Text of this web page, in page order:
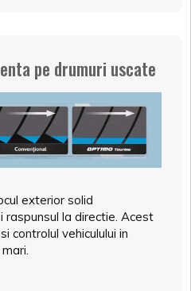
pe drumuri uscate
exterior solid
la directie. Acest
controlul vehiculului in